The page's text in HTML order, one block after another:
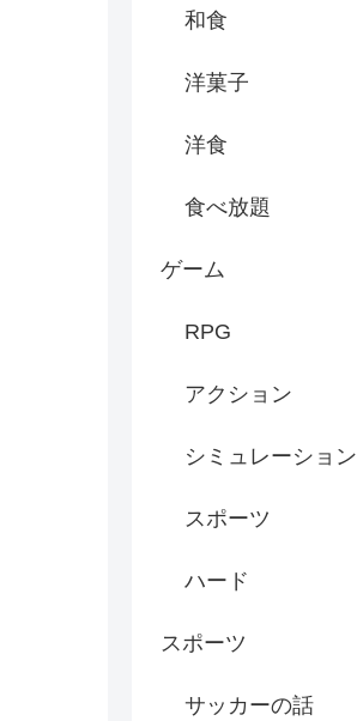
和食
洋菓子
洋食
食べ放題
ゲーム
RPG
アクション
シミュレーション
スポーツ
ハード
スポーツ
サッカーの話